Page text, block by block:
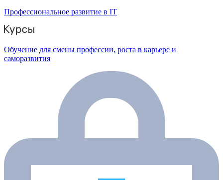
Профессиональное развитие в IT
Обучение для смены профессии, роста в карьере и
саморазвития